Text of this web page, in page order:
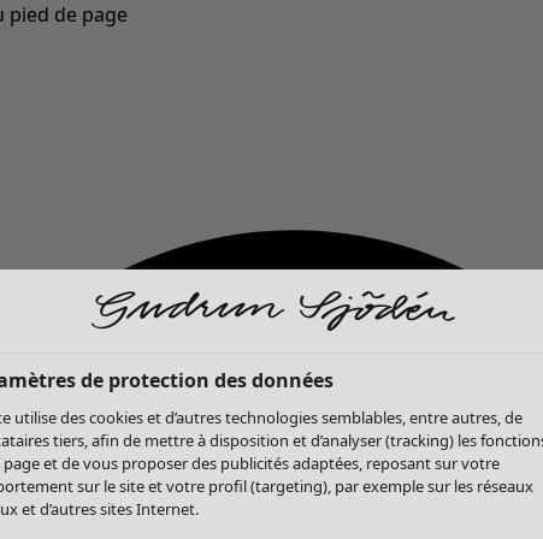
pied de page
de protection des données
utilise des cookies et d’autres technologies semblables, entre autres, de
tiers, afin de mettre à disposition et d’analyser (tracking) les
et de vous proposer des publicités adaptées, reposant sur votre
sur le site et votre profil (targeting), par exemple sur les réseaux
et d’autres sites Internet.